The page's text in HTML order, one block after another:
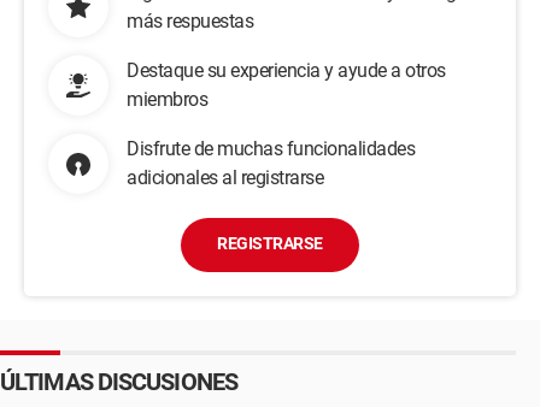
más respuestas
Destaque su experiencia y ayude a otros
miembros
Disfrute de muchas funcionalidades
adicionales al registrarse
REGISTRARSE
ÚLTIMAS DISCUSIONES